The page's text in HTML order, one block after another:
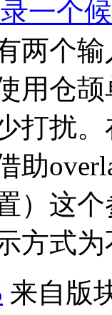
一个
两个
用仓
打扰
助
）这
方式
来自版